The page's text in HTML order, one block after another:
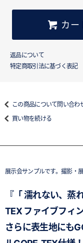
カー
返品について
特定商取引法に基づく表記
この商品について問い合わ
買い物を続ける
展示会サンプルです。撮影・
『「 濡れない、蒸
TEX ファイブフィ
さらに表生地にも